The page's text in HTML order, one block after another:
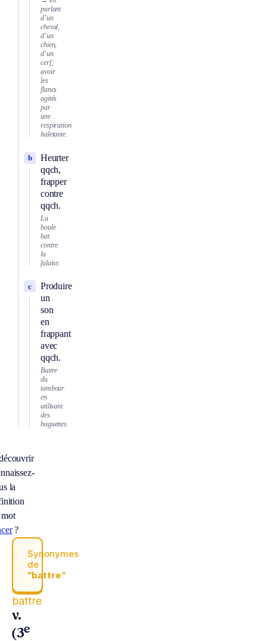
parlant
d’un
cheval,
d’un
chien,
d’un
cerf,
avoir
les
flancs
agités
par
une
respiration
haletante.
Heurter
qqch,
frapper
contre
qqch.
b
La
houle
bat
contre
la
falaise.
Produire
un
son
en
frappant
avec
qqch.
c
Battre
du
tambour
en
utilisant
des
baguettes.
la
?
Synonymes
de
“battre“
battre
v.
(3e